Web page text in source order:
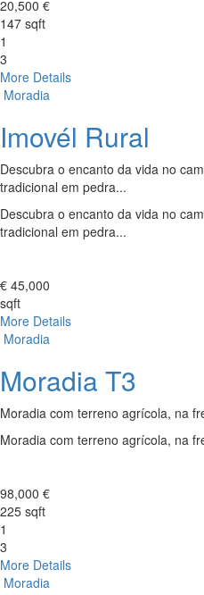
20,500 €
147 sqft
1
3
More Details
Moradia
Imovél Rural
Descubra o encanto da vida no
tradicional em pedra...
Descubra o encanto da vida no
tradicional em pedra...
€ 45,000
sqft
More Details
Moradia
Moradia T3
Moradia com terreno agrícola, na
Moradia com terreno agrícola, na
98,000 €
225 sqft
1
3
More Details
Moradia